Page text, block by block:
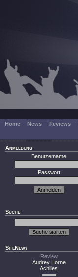
Home News Reviews
Anmeldung
Benutzername
Passwort
Suche
SiteNews
Review
Audrey Horne
Achilles